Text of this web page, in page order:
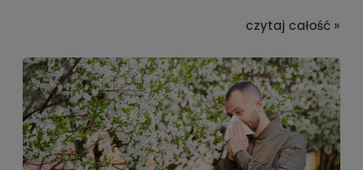
czytaj całość »